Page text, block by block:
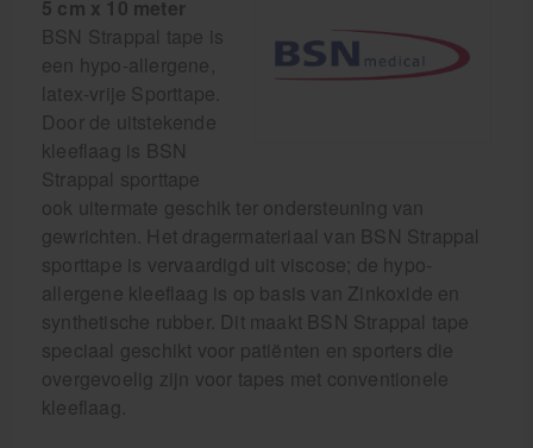
5 cm x 10 meter
BSN Strappal tape is
een hypo-allergene,
latex-vrije Sporttape.
Door de uitstekende
kleeflaag is BSN
Strappal sporttape
ook uitermate geschik ter ondersteuning van
gewrichten. Het dragermateriaal van BSN Strappal
sporttape is vervaardigd uit viscose; de hypo-
allergene kleeflaag is op basis van Zinkoxide en
synthetische rubber. Dit maakt BSN Strappal tape
speciaal geschikt voor patiënten en sporters die
overgevoelig zijn voor tapes met conventionele
kleeflaag.